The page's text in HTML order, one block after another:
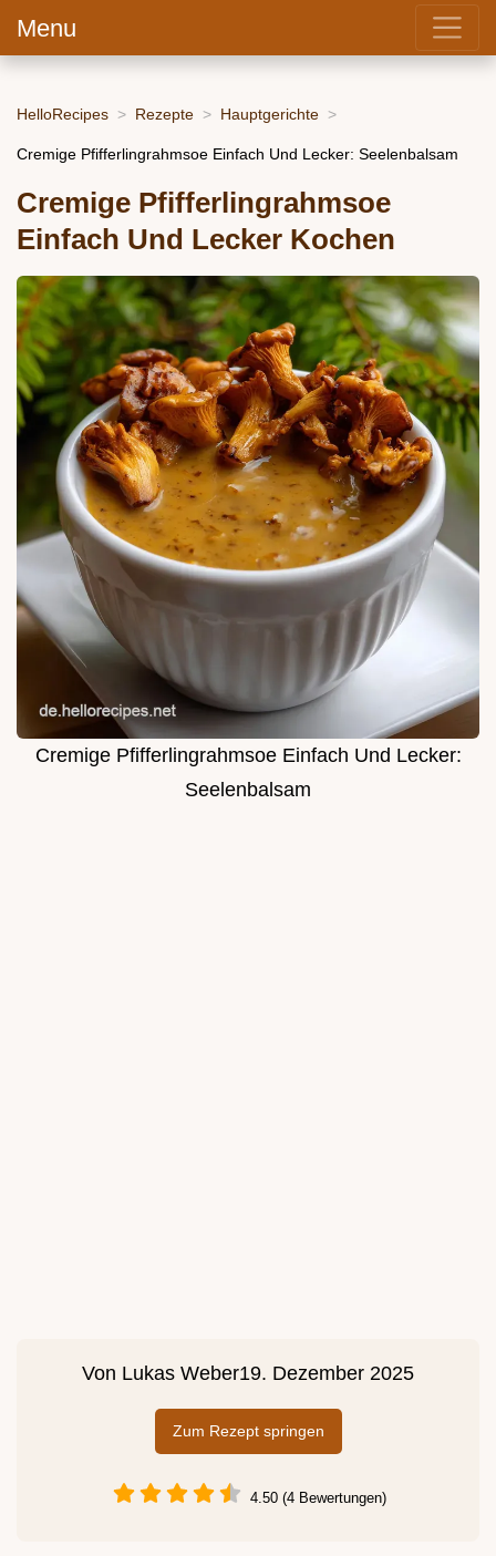
Menu
HelloRecipes Rezepte Hauptgerichte
Cremige Pfifferlingrahmsoe Einfach Und Lecker: Seelenbalsam
Cremige Pfifferlingrahmsoe
Einfach Und Lecker Kochen
Cremige Pfifferlingrahmsoe Einfach Und Lecker:
Seelenbalsam
Von Lukas Weber19. Dezember 2025
Zum Rezept springen
4.50 (4 Bewertungen)